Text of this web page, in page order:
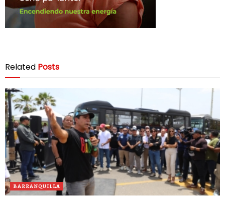
Related Posts
BARRANQUILLA